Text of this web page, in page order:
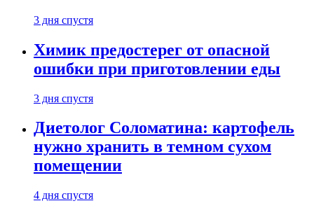
3 дня спустя
Химик предостерег от опасной
ошибки при приготовлении еды
3 дня спустя
Диетолог Соломатина: картофель
нужно хранить в темном сухом
помещении
4 дня спустя